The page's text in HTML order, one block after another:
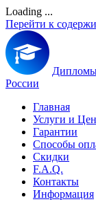
Loading ...
Перейти к
России
Главная
Услуги и
Гарантии
Способы
Скидки
F.A.Q.
Контакты
Информация